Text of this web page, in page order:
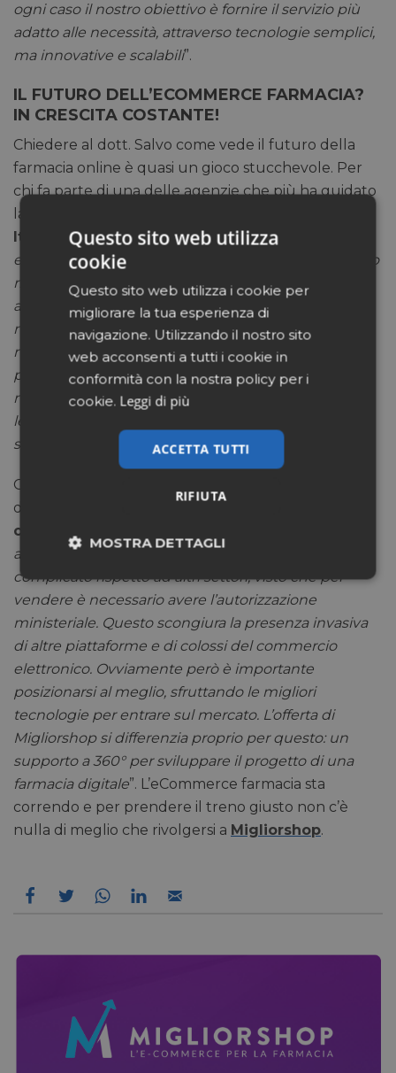
ogni caso il nostro obiettivo è fornire il servizio più
adatto alle necessità, attraverso tecnologie semplici,
ma innovative e scalabili”.
IL FUTURO DELL’ECOMMERCE FARMACIA?
IN CRESCITA COSTANTE!
Chiedere al dott. Salvo come vede il futuro della
farmacia online è quasi un gioco stucchevole. Per
chi fa parte di una delle agenzie che più ha guidato
la
Italia
il futuro non può che essere roseo: “
eCommerce farmaceutico in Italia è partito in ritardo
rispetto ad altri settori retail. Per questo motivo c’è
ancora un ampio margine di crescita. Non solo, è
molto importante analizzare quello che è successo
nel periodo post-Covid. Se durante la crisi
pandemica acquistare online era quasi una
necessità, oggi è diventata una bella abitudine. Con
le riaperture la farmacia digitale non ha rallentato la
sua crescita, ma addirittura l’ha accelerata
Ovviamente, quando aumenta la competizione,
diventa decisivo scegliere la strada migliore per
creare una propria presenza online
autorevoli nel settore farmaceutico è meno
complicato rispetto ad altri settori, visto che per
vendere è necessario avere l’autorizzazione
ministeriale. Questo scongiura la presenza invasiva
di altre piattaforme e di colossi del commercio
elettronico. Ovviamente però è importante
posizionarsi al meglio, sfruttando le migliori
tecnologie per entrare sul mercato. L’offerta di
Migliorshop si differenzia proprio per questo: un
supporto a 360° per sviluppare il progetto di una
farmacia digitale”. L’eCommerce farmacia sta
correndo e per prendere il treno giusto non c’è
nulla di meglio che rivolgersi a Migliorshop.
Questo sito web utilizza
cookie
Questo sito web utilizza i cookie per
migliorare la tua esperienza di
navigazione. Utilizzando il nostro sito
web acconsenti a tutti i cookie in
conformità con la nostra policy per i
cookie. Leggi di più
ACCETTA TUTTI
RIFIUTA
MOSTRA DETTAGLI
Necessari Marketing
Non classificati
Necessari Non classificati
I cookie necessari contribuiscono a rendere fruibile il
sito web abilitandone funzionalità di base quali la
navigazione sulle pagine e l'accesso alle aree
NOME
dal